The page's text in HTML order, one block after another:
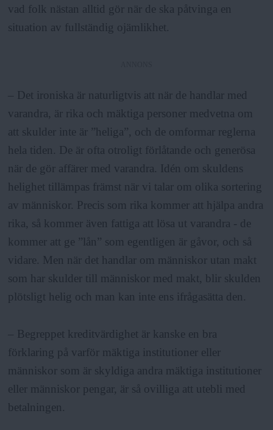
vad folk nästan alltid gör när de ska påtvinga en
situation av fullständig ojämlikhet.
– Det ironiska är naturligtvis att när de handlar med
varandra, är rika och mäktiga personer medvetna om
att skulder inte är ”heliga”, och de omformar reglerna
hela tiden. De är ofta otroligt förlåtande och generösa
när de gör affärer med varandra. Idén om skuldens
helighet tillämpas främst när vi talar om olika sortering
av människor. Precis som rika kommer att hjälpa andra
rika, så kommer även fattiga att lösa ut varandra - de
kommer att ge ”lån” som egentligen är gåvor, och så
vidare. Men när det handlar om människor utan makt
som har skulder till människor med makt, blir skulden
plötsligt helig och man kan inte ens ifrågasätta den.
– Begreppet kreditvärdighet är kanske en bra
förklaring på varför mäktiga institutioner eller
människor som är skyldiga andra mäktiga institutioner
eller människor pengar, är så ovilliga att utebli med
betalningen.